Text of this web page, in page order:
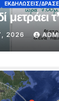
ΕΚΔΗΛΏΣΕΙΣ/
μετράει
2026